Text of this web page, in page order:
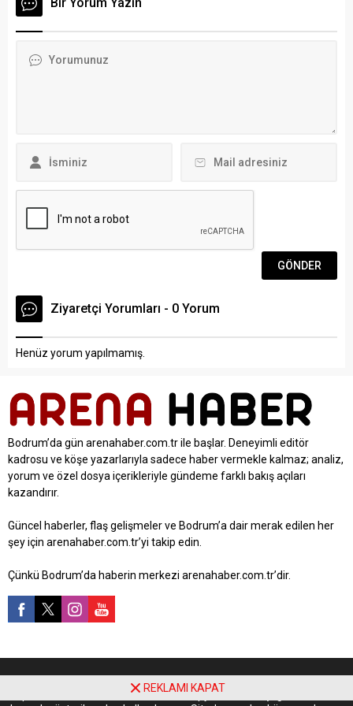
hafta mücadelesinde
yeşil-beyazlı ekip, zorlu
Aquamasters Yüzme
Federasyonu’nu...
Ziyaretçi Yorumları - 0 Yorum
Henüz yorum yapılmamış.
Bodrum’da gün arenahaber.com.tr ile başlar. Deneyimli editör
kadrosu ve köşe yazarlarıyla sadece haber vermekle kalmaz; analiz,
yorum ve özel dosya içerikleriyle gündeme farklı bakış açıları
kazandırır.
Güncel haberler, flaş gelişmeler ve Bodrum’a dair merak edilen her
şey için arenahaber.com.tr’yi takip edin.
Çünkü Bodrum’da haberin merkezi arenahaber.com.tr’dir.
Yayınlanan tüm içerikler 5846 sayılı Fikir ve Sanat Eserleri Kanunu
kapsamında korunmaktadır. İzinsiz kopyalanamaz, çoğaltılamaz ve
REKLAMI KAPAT